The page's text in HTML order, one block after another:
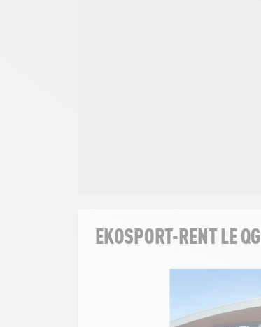
EKOSPORT-RENT LE QG